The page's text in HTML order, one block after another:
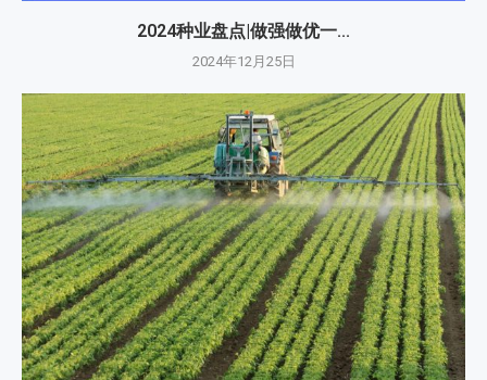
2024种业盘点|做强做优一...
2024年12月25日